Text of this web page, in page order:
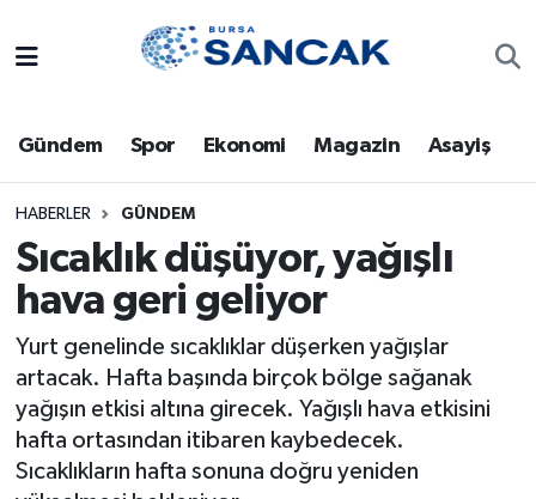
Gündem Spor Ekonomi Magazin Asayiş
HABERLER GÜNDEM
Sıcaklık düşüyor, yağışlı
hava geri geliyor
Yurt genelinde sıcaklıklar düşerken yağışlar
artacak. Hafta başında birçok bölge sağanak
yağışın etkisi altına girecek. Yağışlı hava etkisini
hafta ortasından itibaren kaybedecek.
Sıcaklıkların hafta sonuna doğru yeniden
Bursa
Dünya
Eğitim
Ekonomi
Genel
Trafik Durumu
Süper Lig Puan Durumu ve Fikstür
Tüm Manşetler
Son Dakika Haberleri
Haber Arşivi